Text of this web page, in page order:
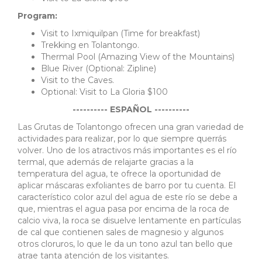
Program:
Visit to Ixmiquilpan (Time for breakfast)
Trekking en Tolantongo.
Thermal Pool (Amazing View of the Mountains)
Blue River (Optional: Zipline)
Visit to the Caves.
Optional: Visit to La Gloria $100
---------- ESPAÑOL ----------
Las Grutas de Tolantongo ofrecen una gran variedad de
actividades para realizar, por lo que siempre querrás
volver. Uno de los atractivos más importantes es el río
termal, que además de relajarte gracias a la
temperatura del agua, te ofrece la oportunidad de
aplicar máscaras exfoliantes de barro por tu cuenta. El
característico color azul del agua de este río se debe a
que, mientras el agua pasa por encima de la roca de
calcio viva, la roca se disuelve lentamente en partículas
de cal que contienen sales de magnesio y algunos
otros cloruros, lo que le da un tono azul tan bello que
atrae tanta atención de los visitantes.